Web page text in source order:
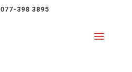
077-398 3895